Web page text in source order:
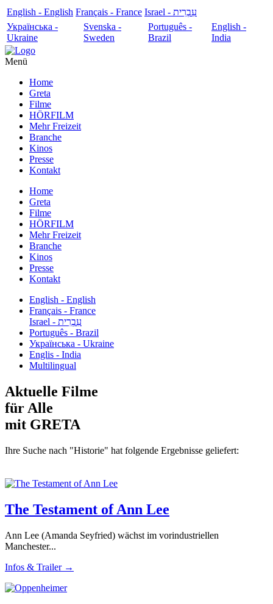
English - English Français - France
עִבְרִית - Israel
Українська -
Ukraine
Svenska -
Sweden
Português -
Brazil
English -
India
Menü
Home
Greta
Filme
HÖRFILM
Mehr Freizeit
Branche
Kinos
Presse
Kontakt
Home
Greta
Filme
HÖRFILM
Mehr Freizeit
Branche
Kinos
Presse
Kontakt
English - English
Français - France
עִבְרִית - Israel
Português - Brazil
Українська - Ukraine
Englis - India
Multilingual
Aktuelle Filme
für Alle
mit GRETA
Ihre Suche nach "Historie" hat folgende Ergebnisse geliefert:
The Testament of Ann Lee
Ann Lee (Amanda Seyfried) wächst im vorindustriellen
Manchester...
Infos & Trailer →